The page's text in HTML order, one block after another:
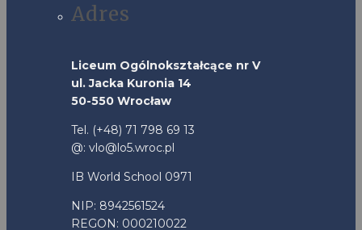
Adres
Liceum Ogólnokształcące nr V
ul. Jacka Kuronia 14
50-550 Wrocław
Tel. (+48) 71 798 69 13
@: vlo@lo5.wroc.pl
IB World School 0971
NIP: 8942561524
REGON: 000210022